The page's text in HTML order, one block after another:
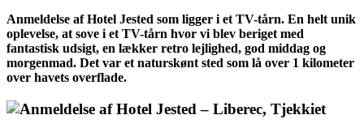
Anmeldelse af Hotel Jested som ligger i et TV-tårn. En helt unik
oplevelse, at sove i et TV-tårn hvor vi blev beriget med
fantastisk udsigt, en lækker retro lejlighed, god middag og
morgenmad. Det var et naturskønt sted som lå over 1 kilometer
over havets overflade.